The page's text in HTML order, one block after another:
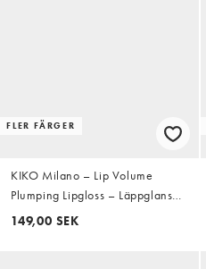
FLER FÄRGER
KIKO Milano – Lip Volume
Plumping Lipgloss – Läppglans
6,5ml - 03 Bloomberry
149,00 SEK